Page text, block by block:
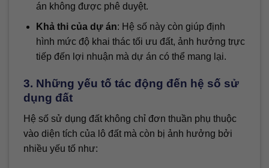
án không được phê duyệt.
Khả thi của dự án: Hệ số này còn giúp định
hình mức độ khai thác tối ưu đất, ảnh hưởng trực
tiếp đến lợi nhuận mà dự án có thể mang lại.
3. Những yếu tố tác động đến hệ số sử
dụng đất
Hệ số sử dụng đất không chỉ đơn thuần phụ thuộc
vào diện tích của lô đất mà còn bị ảnh hưởng bởi
nhiều yếu tố như: